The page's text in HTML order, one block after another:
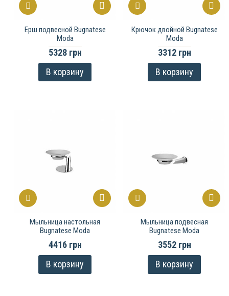
Ерш подвесной Bugnatese
Moda
5328 грн
В корзину
Крючок двойной Bugnatese
Moda
3312 грн
В корзину
Мыльница настольная
Bugnatese Moda
4416 грн
В корзину
Мыльница подвесная
Bugnatese Moda
3552 грн
В корзину